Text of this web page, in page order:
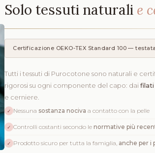
Solo tessuti naturali e
Certificazione OEKO-TEX Standard 100 —
Tutti i tessuti di Purocotone sono naturali e
rigorosi su ogni componente del capo: daifilati
e cerniere.
✓ Nessuna sostanza nociva a contatto con la pelle
✓ Controlli costanti secondo le normative più
✓ Prodotto sicuro per tutta la famiglia, anche per i